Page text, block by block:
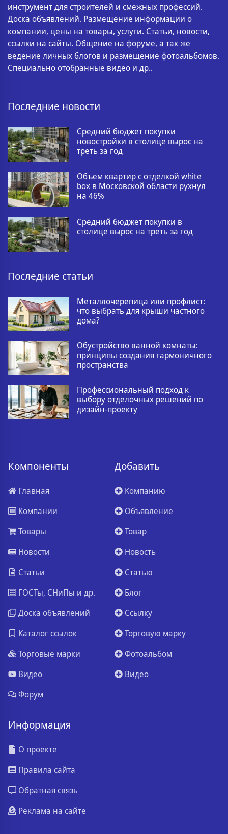
инструмент для строителей и смежных профессий.
Доска объявлений. Размещение информации о
компании, цены на товары, услуги. Статьи, новости,
ссылки на сайты. Общение на форуме, а так же
ведение личных блогов и размещение фотоальбомов.
Специально отобранные видео и др..
Последние новости
Средний бюджет покупки
новостройки в столице вырос на
треть за год
Объем квартир с отделкой white
box в Московской области рухнул
на 46%
Средний бюджет покупки в
столице вырос на треть за год
Последние статьи
Металлочерепица или профлист:
что выбрать для крыши частного
дома?
Обустройство ванной комнаты:
принципы создания гармоничного
пространства
Профессиональный подход к
выбору отделочных решений по
дизайн-проекту
Компоненты
Главная
Компании
Товары
Новости
Статьи
ГОСТы, СНиПы и др.
Доска объявлений
Каталог ссылок
Торговые марки
Видео
Форум
Добавить
Компанию
Объявление
Товар
Новость
Статью
Блог
Ссылку
Торговую марку
Фотоальбом
Видео
Информация
О проекте
Правила сайта
Обратная связь
Реклама на сайте